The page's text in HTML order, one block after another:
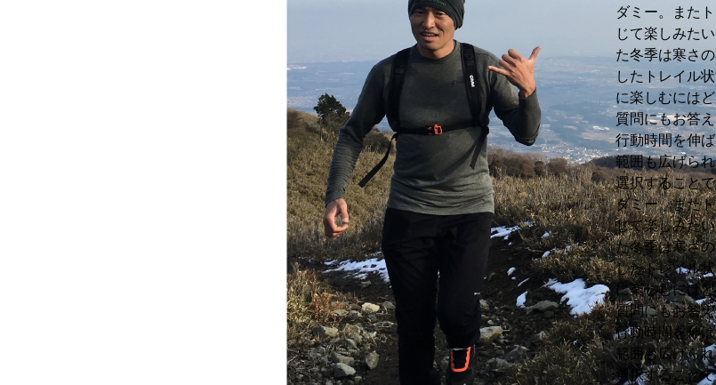
ダミー。また
じて楽しみた
た冬季は寒さ
したトレイル
に楽しむには
質問にもお答
行動時間を伸
範囲も広げら
選択すること
ダミー。また
じて楽しみた
た冬季は寒さ
したトレイル
に楽しむには
質問にもお答
行動時間を伸
範囲も広げら
選択すること